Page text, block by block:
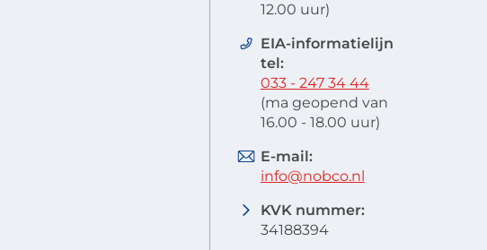
12.00 uur)
EIA-informatielijn
tel:
033 - 247 34 44
(ma geopend van
16.00 - 18.00 uur)
E-mail:
info@nobco.nl
KVK nummer:
34188394